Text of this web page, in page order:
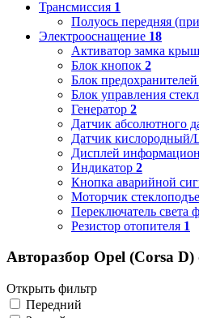
Трансмиссия 1
Полуось передняя
Электрооснащение 18
Активатор замка
Блок кнопок 2
Блок предохранителей
Блок управления
Генератор 2
Датчик абсолютного
Датчик кислородный/
Дисплей
Индикатор 2
Кнопка аварийной
Моторчик
Переключатель света
Резистор отопителя 1
Авторазбор Opel (Corsa D)
Открыть фильтр
Передний